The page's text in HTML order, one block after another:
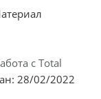
с Total
28/02/2022